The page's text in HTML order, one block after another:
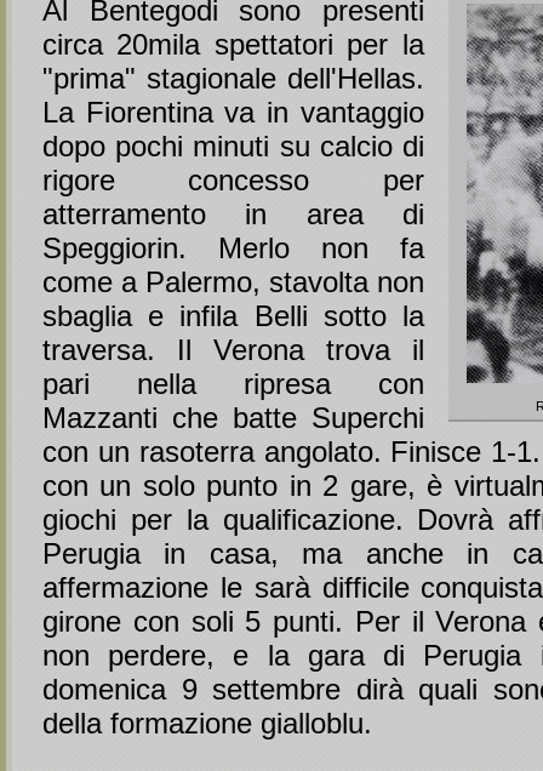
Al Bentegodi sono presenti
circa 20mila spettatori per la
"prima" stagionale dell'Hellas.
La Fiorentina va in vantaggio
dopo pochi minuti su calcio di
rigore concesso per
atterramento in area di
Speggiorin. Merlo non fa
come a Palermo, stavolta non
sbaglia e infila Belli sotto la
traversa. Il Verona trova il
pari nella ripresa con
Mazzanti che batte Superchi
con un rasoterra angolato. Finisce 1-
con un solo punto in 2 gare, è
giochi per la qualificazione. Dovrà
Perugia in casa, ma anche in
affermazione le sarà difficile
girone con soli 5 punti. Per il Verona
non perdere, e la gara di Perugia
domenica 9 settembre dirà quali
della formazione gialloblu.